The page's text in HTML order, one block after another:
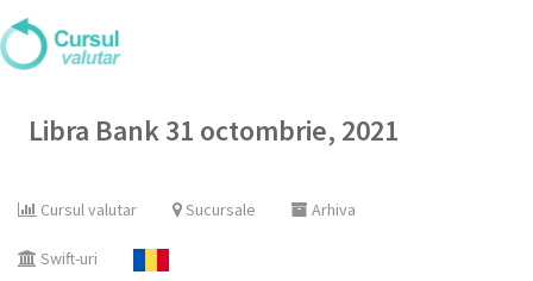
Libra Bank 31 octombrie, 2021
Cursul valutar Sucursale Arhiva
Swift-uri